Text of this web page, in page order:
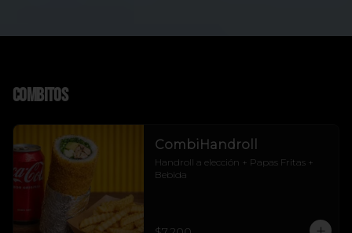
Combitos
CombiHandroll
Handroll a elección + Papas Fritas +
Bebida